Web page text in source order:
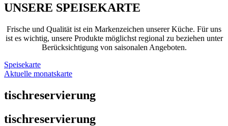
UNSERE SPEISEKARTE
Frische und Qualität ist ein Markenzeichen unserer Küche. Für uns
ist es wichtig, unsere Produkte möglichst regional zu beziehen unter
Berücksichtigung von saisonalen Angeboten.
Speisekarte
Aktuelle monatskarte
tischreservierung
tischreservierung